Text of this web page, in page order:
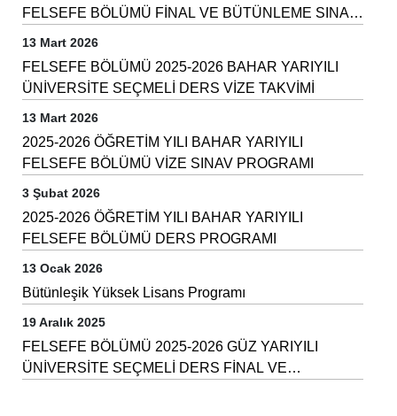
FELSEFE BÖLÜMÜ FİNAL VE BÜTÜNLEME SINAV
13 Mart 2026
FELSEFE BÖLÜMÜ 2025-2026 BAHAR YARIYILI
ÜNİVERSİTE SEÇMELİ DERS VİZE TAKVİMİ
13 Mart 2026
2025-2026 ÖĞRETİM YILI BAHAR YARIYILI
FELSEFE BÖLÜMÜ VİZE SINAV PROGRAMI
3 Şubat 2026
2025-2026 ÖĞRETİM YILI BAHAR YARIYILI
FELSEFE BÖLÜMÜ DERS PROGRAMI
13 Ocak 2026
Bütünleşik Yüksek Lisans Programı
19 Aralık 2025
FELSEFE BÖLÜMÜ 2025-2026 GÜZ YARIYILI
ÜNİVERSİTE SEÇMELİ DERS FİNAL VE